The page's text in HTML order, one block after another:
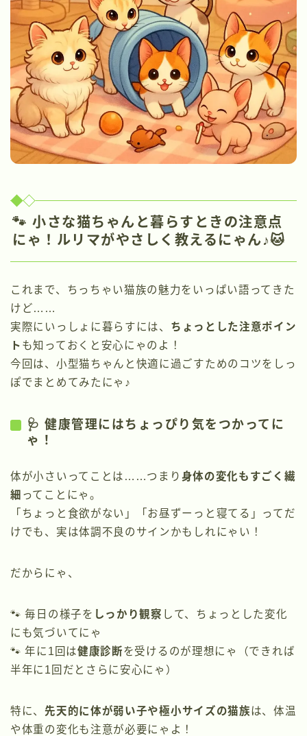
🐾 小さな猫ちゃんと暮らすときの注意点
にゃ！ルリマがやさしく教えるにゃん♪🐱
これまで、ちっちゃい猫族の魅力をいっぱい語ってきた
けど……
実際にいっしょに暮らすには、 ちょっとした注意ポイン
ト も知っておくと安心にゃのよ！
今回は、小型猫ちゃんと快適に過ごすためのコツをしっ
ぽでまとめてみたにゃ♪
🩺 健康管理にはちょっぴり気をつかってに
ゃ！
体が小さいってことは……つまり 身体の変化もすごく繊
細 ってことにゃ。
「ちょっと食欲がない」「お昼ずーっと寝てる」ってだ
けでも、実は体調不良のサインかもしれにゃい！
だからにゃ、
🐾 毎日の様子を しっかり観察 して、ちょっとした変化
にも気づいてにゃ
🐾 年に1回は健康診断を受けるのが理想にゃ（できれば
半年に1回だとさらに安心にゃ）
特に、先天的に体が弱い子や極小サイズの猫族は、体温
や体重の変化も注意が必要にゃよ！